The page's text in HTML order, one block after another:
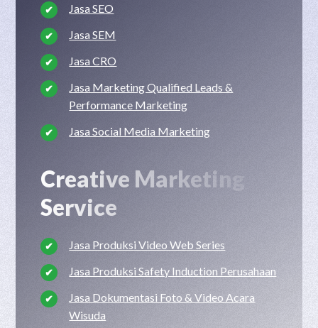
Jasa SEO
Jasa SEM
Jasa CRO
Jasa Marketing Qualified Leads &
Performance Marketing
Jasa Social Media Marketing
Creative Marketing
Service
Jasa Produksi Video Web Series
Jasa Produksi Safety Induction Perusahaan
Jasa Dokumentasi Foto & Video Acara
Wisuda